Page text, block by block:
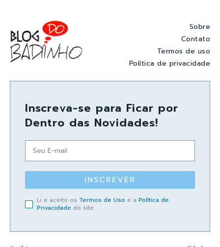
Sobre
Contato
Termos de uso
Política de privacidade
Inscreva-se para Ficar por
Dentro das Novidades!
INSCREVER
Li e aceito os Termos de Uso e a Política de
Privacidade do site.